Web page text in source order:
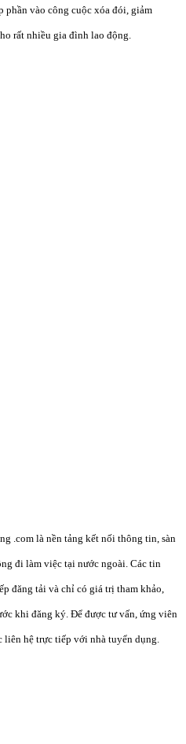
phần vào công cuộc xóa đói, giảm
rất nhiều gia đình lao động.
.com là nền tảng kết nối thông tin, sàn
đi làm việc tại nước ngoài. Các tin
đăng tải và chỉ có giá trị tham khảo,
khi đăng ký. Để được tư vấn, ứng viên
hệ trực tiếp với nhà tuyển dụng.